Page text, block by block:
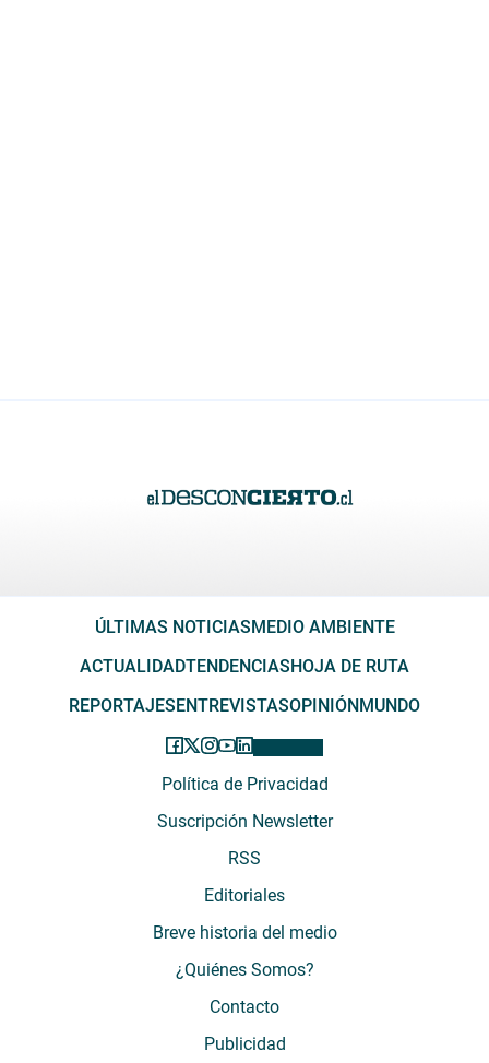
ÚLTIMAS NOTICIAS MEDIO AMBIENTE
ACTUALIDADTENDENCIAS HOJA DE RUTA
REPORTAJES ENTREVISTASOPINIÓN MUNDO
Política de Privacidad
Suscripción Newsletter
RSS
Editoriales
Breve historia del medio
¿Quiénes Somos?
Contacto
Publicidad